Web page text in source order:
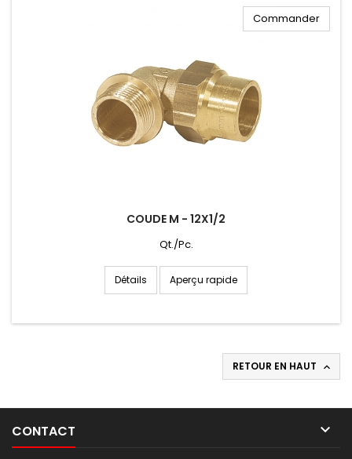
COUDE M - 12X1/2
Qt./Pc.
Détails Aperçu rapide
Commander
RETOUR EN HAUT 
CONTACT 